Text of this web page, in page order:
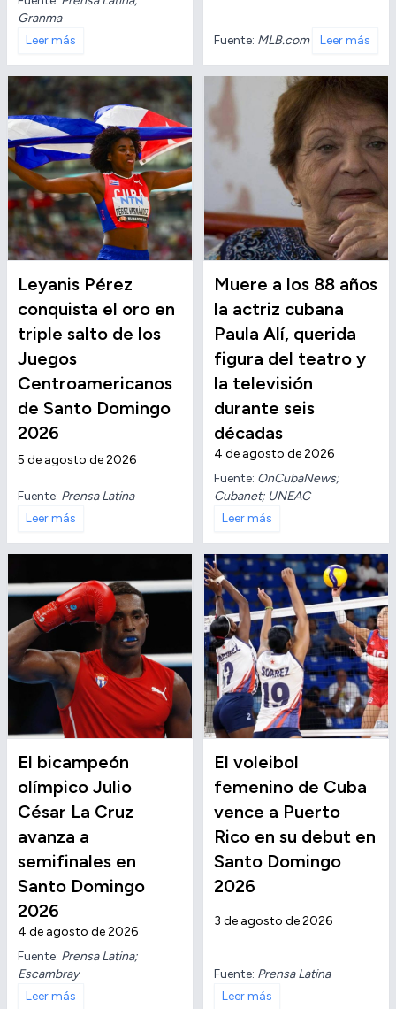
Granma
Leer más
Fuente: MLB.com Leer más
Leyanis Pérez
conquista el oro en
triple salto de los
Juegos
Centroamericanos
de Santo Domingo
2026
5 de agosto de 2026
Fuente: Prensa Latina
Leer más
Muere a los 88 años
la actriz cubana
Paula Alí, querida
figura del teatro y
la televisión
durante seis
décadas
4 de agosto de 2026
Fuente: OnCubaNews;
Cubanet; UNEAC
Leer más
El bicampeón
olímpico Julio
César La Cruz
avanza a
semifinales en
Santo Domingo
2026
4 de agosto de 2026
Fuente: Prensa Latina;
Escambray
Leer más
El voleibol
femenino de Cuba
vence a Puerto
Rico en su debut en
Santo Domingo
2026
3 de agosto de 2026
Fuente: Prensa Latina
Leer más